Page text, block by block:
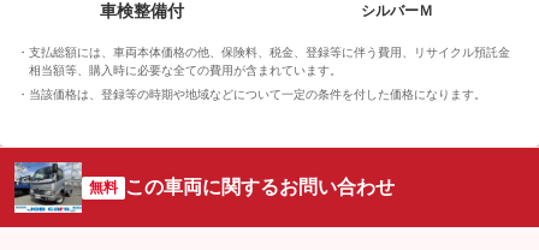
車検整備付
シルバーＭ
支払総額には、車両本体価格の他、保険料、税金、登録等に伴う費用、リサイクル預託金
相当額等、購入時に必要な全ての費用が含まれています。
当該価格は、登録等の時期や地域などについて一定の条件を付した価格になります。
無料 この車両に関するお問い合わせ